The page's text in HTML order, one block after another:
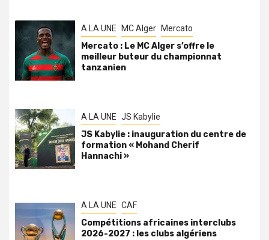
A LA UNE MC Alger Mercato
Mercato : Le MC Alger s’offre le
meilleur buteur du championnat
tanzanien
A LA UNE JS Kabylie
JS Kabylie : inauguration du centre de
formation « Mohand Cherif
Hannachi »
A LA UNE CAF
Compétitions africaines interclubs
2026-2027 : les clubs algériens